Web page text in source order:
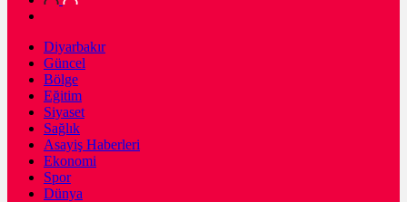
Diyarbakır
Güncel
Bölge
Eğitim
Siyaset
Sağlık
Asayiş Haberleri
Ekonomi
Spor
Dünya